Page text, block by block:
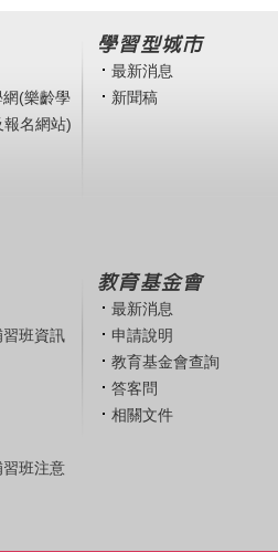
(樂齡學
報名網站)
學習型城市
最新消息
新聞稿
班資訊
班注意
教育基金會
最新消息
申請說明
教育基金會查詢
答客問
相關文件